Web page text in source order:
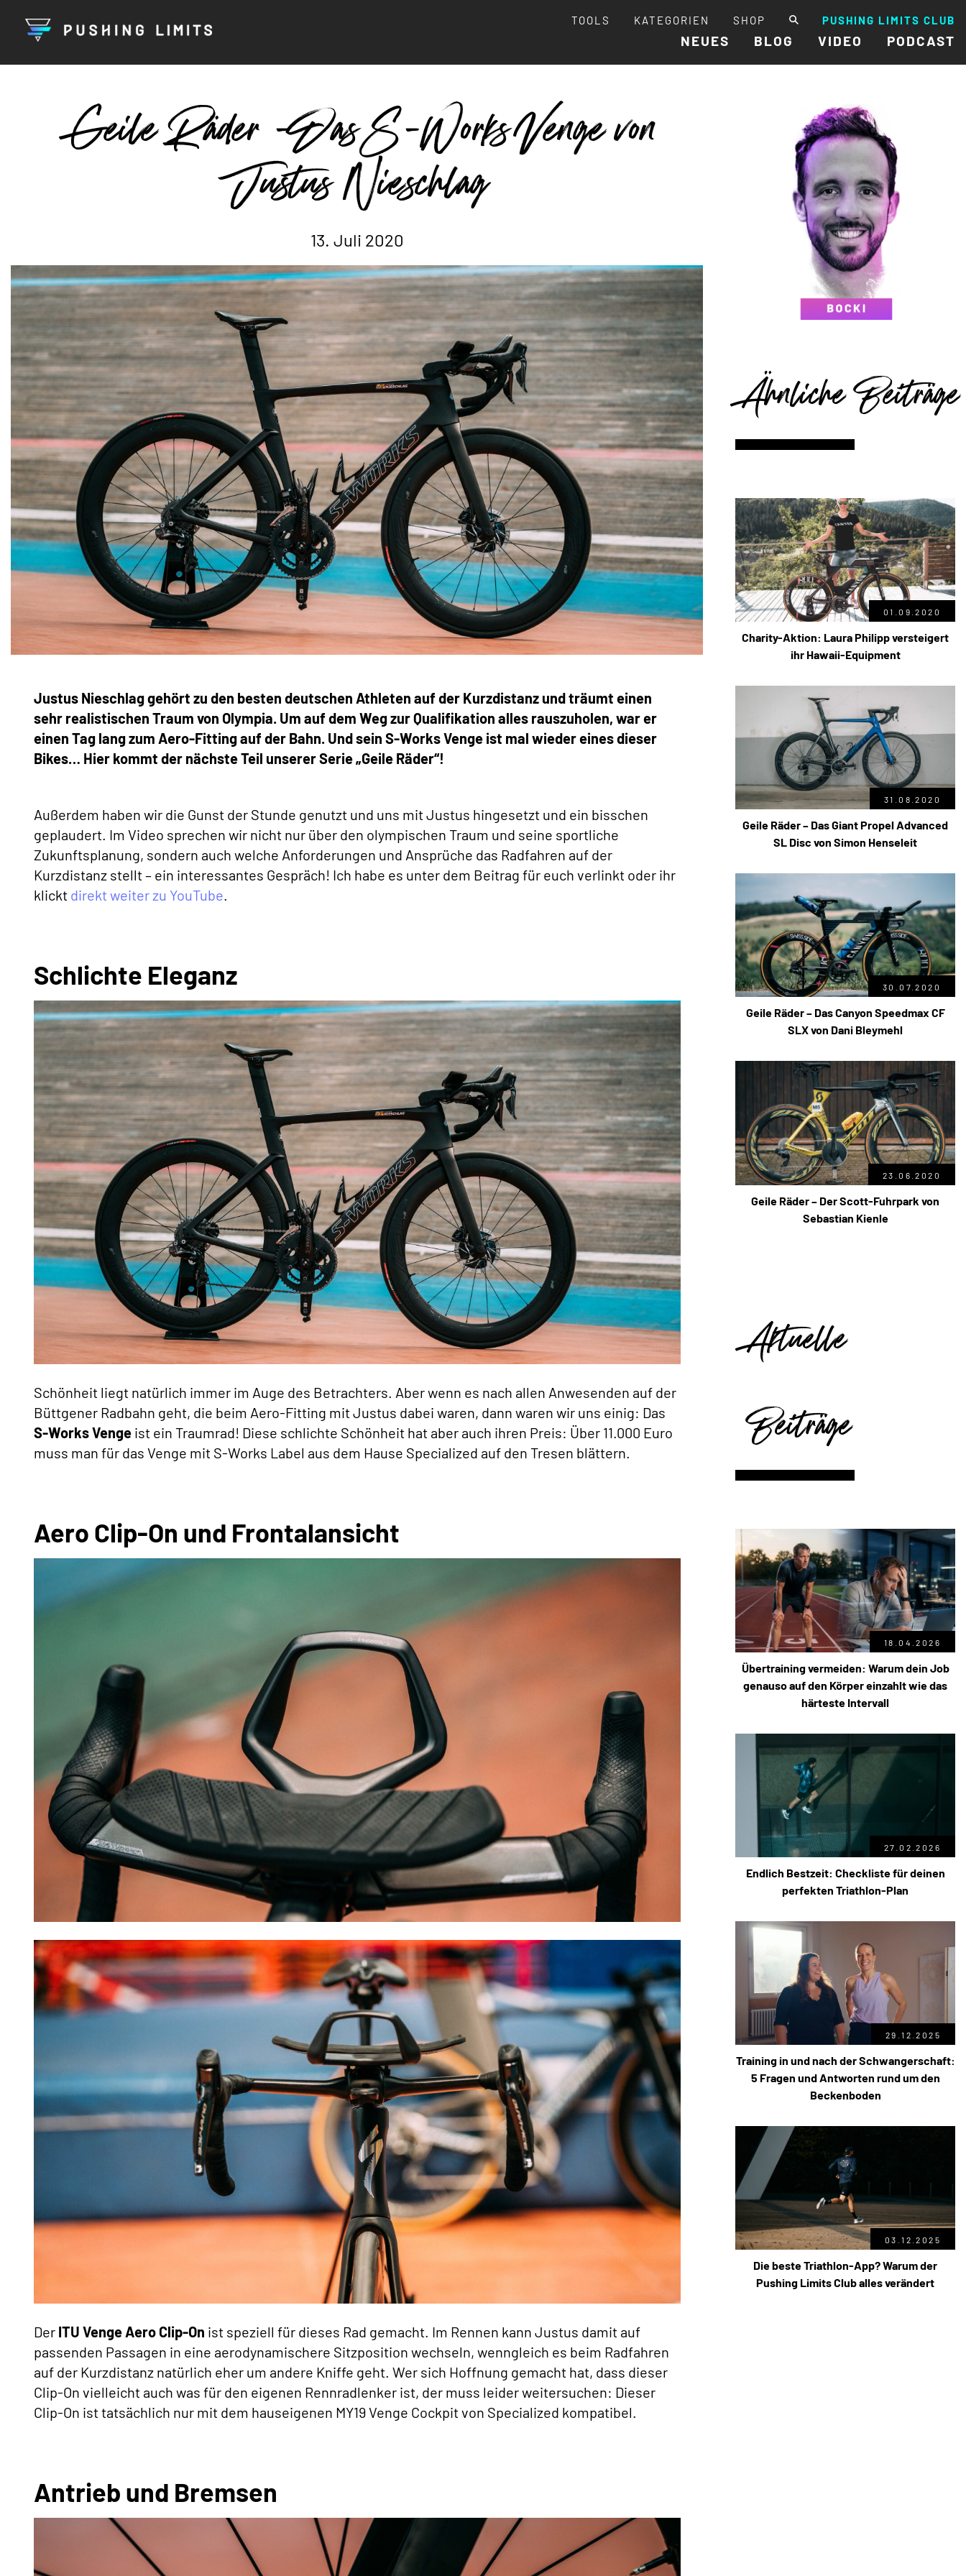
TOOLS KATEGORIEN SHOP PUSHING LIMITS CLUB
NEUES BLOG VIDEO PODCAST
Geile Räder -Das S-Works Venge von
Justus Nieschlag
13. Juli 2020
Justus Nieschlag gehört zu den besten deutschen Athleten auf der Kurzdistanz und träumt einen
sehr realistischen Traum von Olympia. Um auf dem Weg zur Qualifikation alles rauszuholen, war er
einen Tag lang zum Aero-Fitting auf der Bahn. Und sein S-Works Venge ist mal wieder eines dieser
Bikes… Hier kommt der nächste Teil unserer Serie „Geile Räder“!
Außerdem haben wir die Gunst der Stunde genutzt und uns mit Justus hingesetzt und ein bisschen
geplaudert. Im Video sprechen wir nicht nur über den olympischen Traum und seine sportliche
Zukunftsplanung, sondern auch welche Anforderungen und Ansprüche das Radfahren auf der
Kurzdistanz stellt – ein interessantes Gespräch! Ich habe es unter dem Beitrag für euch verlinkt oder ihr
klickt direkt weiter zu YouTube
Schlichte Eleganz
Schönheit liegt natürlich immer im Auge des Betrachters. Aber wenn es nach allen Anwesenden auf der
Büttgener Radbahn geht, die beim Aero-Fitting mit Justus dabei waren, dann waren wir uns einig: Das
S-Works Vengeist ein Traumrad! Diese schlichte Schönheit hat aber auch ihren Preis: Über 11.000 Euro
muss man für das Venge mit S-Works Label aus dem Hause Specialized auf den Tresen blättern.
Aero Clip-On und Frontalansicht
Der ITU Venge Aero Clip-On ist speziell für dieses Rad gemacht. Im Rennen kann Justus damit auf
passenden Passagen in eine aerodynamischere Sitzposition wechseln, wenngleich es beim Radfahren
auf der Kurzdistanz natürlich eher um andere Kniffe geht. Wer sich Hoffnung gemacht hat, dass dieser
Clip-On vielleicht auch was für den eigenen Rennradlenker ist, der muss leider weitersuchen: Dieser
Clip-On ist tatsächlich nur mit dem hauseigenen MY19 Venge Cockpit von Specialized kompatibel.
Antrieb und Bremsen
Ähnliche Beiträge
01.09.2020
Charity-Aktion: Laura Philipp versteigert
ihr Hawaii-Equipment
31.08.2020
Geile Räder – Das Giant Propel Advanced
SL Disc von Simon Henseleit
30.07.2020
Geile Räder – Das Canyon Speedmax CF
SLX von Dani Bleymehl
23.06.2020
Geile Räder – Der Scott-Fuhrpark von
Sebastian Kienle
Aktuelle
Beiträge
18.04.2026
Übertraining vermeiden: Warum dein Job
genauso auf den Körper einzahlt wie das
härteste Intervall
27.02.2026
Endlich Bestzeit: Checkliste für deinen
perfekten Triathlon-Plan
29.12.2025
Training in und nach der Schwangerschaft:
5 Fragen und Antworten rund um den
Beckenboden
03.12.2025
Die beste Triathlon-App? Warum der
Pushing Limits Club alles verändert